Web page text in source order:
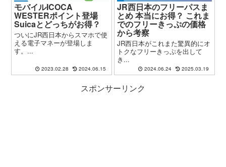
モバイルICOCA
WESTERポイント登場
Suicaとどっちがお得？
ついにJR西日本からスマホで使
える電子マネーが登場しま
す。...
2023.02.28 2024.06.15
JR西日本のフリーパスま
とめ 本当にお得？ これま
でのフリーきっぷの価格
から考察
JR西日本がこれまた驚異的にオ
トクなフリーきっぷを出して
き...
2024.06.24 2025.03.19
スポンサーリンク